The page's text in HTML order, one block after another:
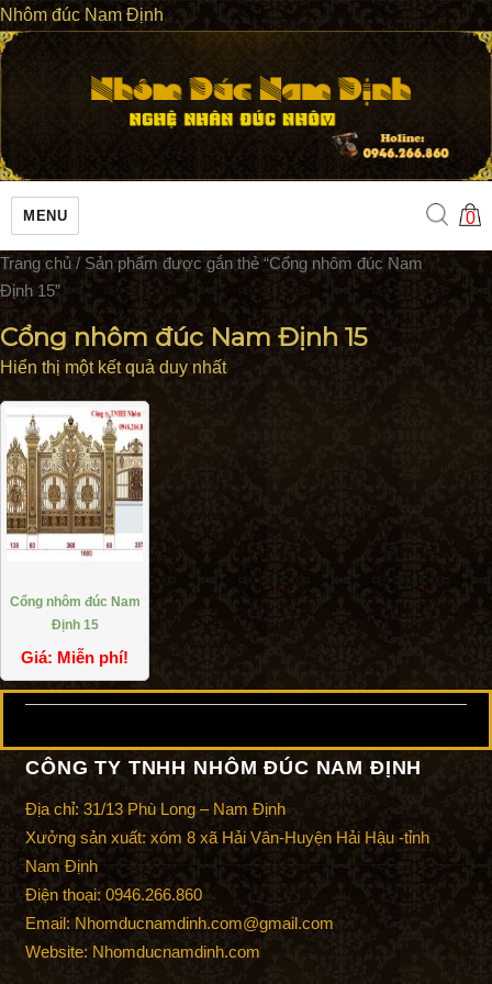
Nhôm đúc Nam Định
MENU 0
Trang chủ / Sản phẩm được gắn thẻ “Cổng nhôm đúc Nam
Định 15”
Cổng nhôm đúc Nam Định 15
Hiển thị một kết quả duy nhất
Cổng nhôm đúc Nam
Định 15
Giá: Miễn phí!
CÔNG TY TNHH NHÔM ĐÚC NAM ĐỊNH
Địa chỉ: 31/13 Phù Long – Nam Định
Xưởng sản xuất: xóm 8 xã Hải Vân-Huyện Hải Hậu -tỉnh
Nam Định
Điện thoại: 0946.266.860
Email: Nhomducnamdinh.com@gmail.com
Website: Nhomducnamdinh.com